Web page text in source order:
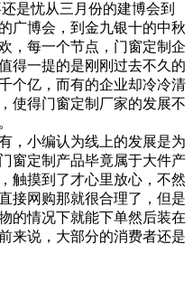
是忧从三月份的建博会到
广博会，到金九银十的中秋
，每一个节点，门窗定制企
得一提的是刚刚过去不久的
个亿，而有的企业却冷冷清
使得门窗定制厂家的发展不
，小编认为线上的发展是为
窗定制产品毕竟属于大件产
触摸到了才心里放心，不然
接网购那就很合理了，但是
的情况下就能下单然后装在
来说，大部分的消费者还是